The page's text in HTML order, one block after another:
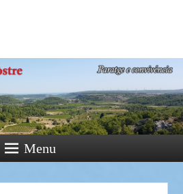
Paratge e Convivència
Menu